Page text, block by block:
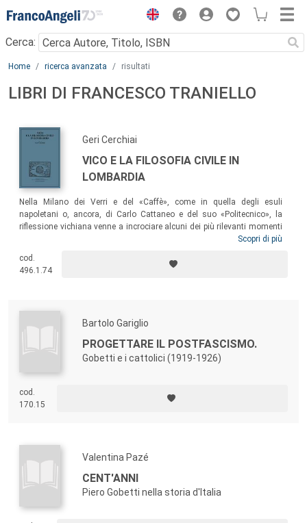
Menu
Cerca:
Main content
Home ricerca avanzata risultati
LIBRI DI FRANCESCO TRANIELLO
Geri Cerchiai
VICO E LA FILOSOFIA CIVILE IN
LOMBARDIA
Nella Milano dei Verri e del «Caffè», come in quella degli esuli
napoletani o, ancora, di Carlo Cattaneo e del suo «Politecnico», la
riflessione vichiana venne a incrociare alcuni dei più rilevanti momenti
della vita civile risorgimentale. Il volume, che raccoglie gli Atti del
anniversario della nascita del filosofo napoletano (1668),
approfondisce questo importante capitolo della storiografia vichiana,
Scopri di più
cod.
496.1.74
Bartolo Gariglio
PROGETTARE IL POSTFASCISMO.
Gobetti e i cattolici (1919-1926)
cod.
170.15
Valentina Pazé
CENT'ANNI
Piero Gobetti nella storia d'Italia